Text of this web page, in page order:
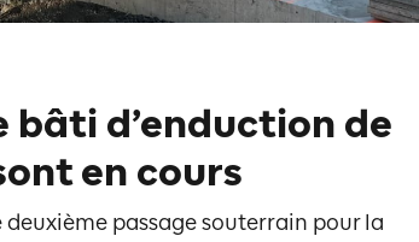
bâti d’enduction de
en cours
deuxième passage souterrain pour la